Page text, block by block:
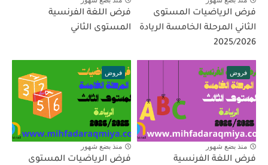
فرض الرياضيات المستوى
الثاني المرحلة الخامسة الريادة
2025/2026
فرض اللغة الفرنسية
المستوى الثاني
فروض
منذ بضع شهور
فرض اللغة الفرنسية
فروض
منذ بضع شهور
فرض الرياضيات المستوى